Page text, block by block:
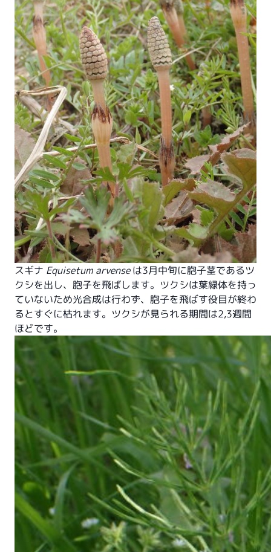
スギナ Equisetum arvenseは3月中旬に胞子茎であるツ
クシを出し、胞子を飛ばします。ツクシは葉緑体を持っ
ていないため光合成は行わず、胞子を飛ばす役目が終わ
るとすぐに枯れます。ツクシが見られる期間は2,3週間
ほどです。